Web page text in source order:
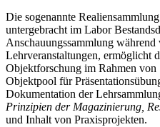
Die sogenannte
untergebracht im Labor
Anschauungssammlung während
Lehrveranstaltungen, ermöglicht
Objektforschung im Rahmen von
Objektpool für
Dokumentation der
Prinzipien der Magazinierung,
und Inhalt von Praxisprojekten.